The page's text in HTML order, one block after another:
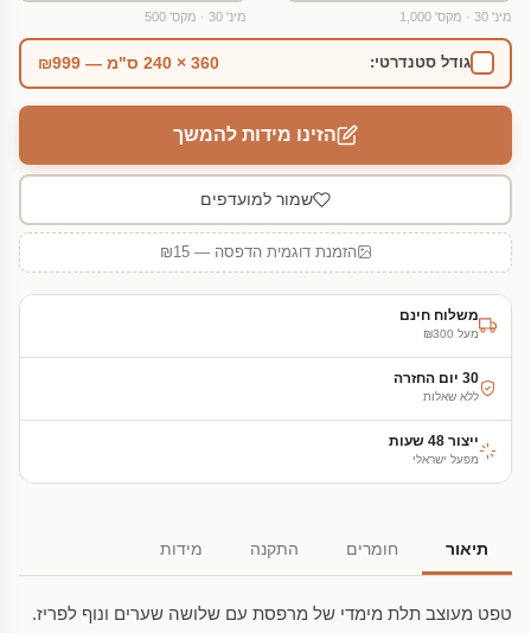
מינ' 30 · מקס' 1,000 מינ' 30 · מקס' 500
גודל סטנדרטי: 360 × 240 ס"מ — ₪999
הזינו מידות להמשך
שמור למועדפים
הזמנת דוגמית הדפסה — ₪15
משלוח חינם
מעל ₪300
30 יום החזרה
ללא שאלות
ייצור 48 שעות
מפעל ישראלי
תיאור חומרים התקנה מידות
טפט מעוצב תלת מימדי של מרפסת עם שלושה שערים ונוף לפריז.